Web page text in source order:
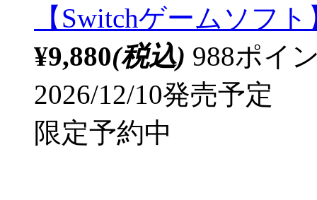
【Switchゲームソフト
¥9,880(税込) 988ポイ
2026/12/10発売予定
限定予約中